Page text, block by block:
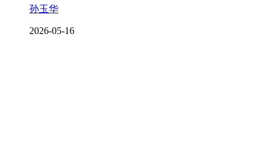
孙玉华
2026-05-16